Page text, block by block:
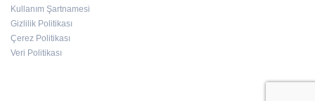
Kullanım Şartnamesi
Gizlilik Politikası
Çerez Politikası
Veri Politikası